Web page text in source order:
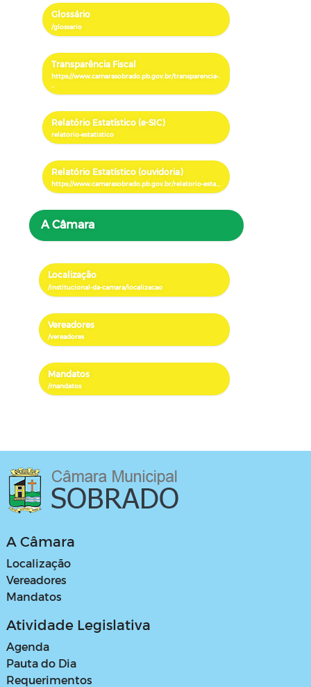
Glossário
Transparência Fiscal
Relatório Estatístico (e-SIC)
Relatório Estatístico (ouvidoria)
A Câmara
Localização
Vereadores
Mandatos
A Câmara
Localização
Vereadores
Mandatos
Atividade Legislativa
Agenda
Pauta do Dia
Requerimentos